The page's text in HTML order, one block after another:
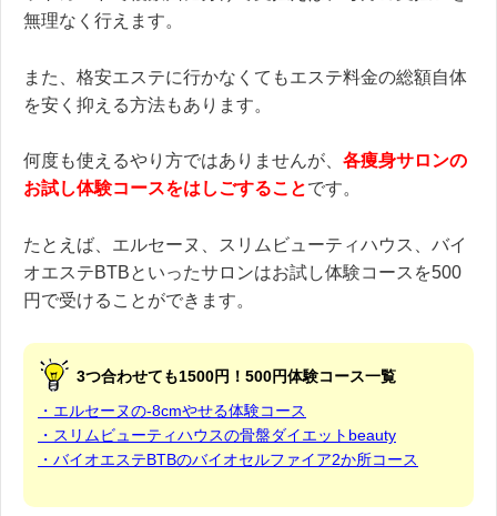
無理なく行えます。
また、格安エステに行かなくてもエステ料金の総額自体
を安く抑える方法もあります。
何度も使えるやり方ではありませんが、 各痩身サロンの
お試し体験コースをはしごすることです。
たとえば、エルセーヌ、スリムビューティハウス、バイ
オエステBTBといったサロンはお試し体験コースを500
円で受けることができます。
3つ合わせても1500円！500円体験コース一覧
・エルセーヌの-8cmやせる体験コース
・スリムビューティハウスの骨盤ダイエットbeauty
・バイオエステBTBのバイオセルファイア2か所コース